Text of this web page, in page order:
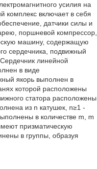
усилия на
комплекс включает в себя
датчики силы и
поршневой компрессор,
машину, содержащую
сердечника, подвижный
линейной
в виде
якорь выполнен в
которой расположены
статора расположены
из n катушек, n≥1 -
в количестве m, m
призматическую
в группы, образуя